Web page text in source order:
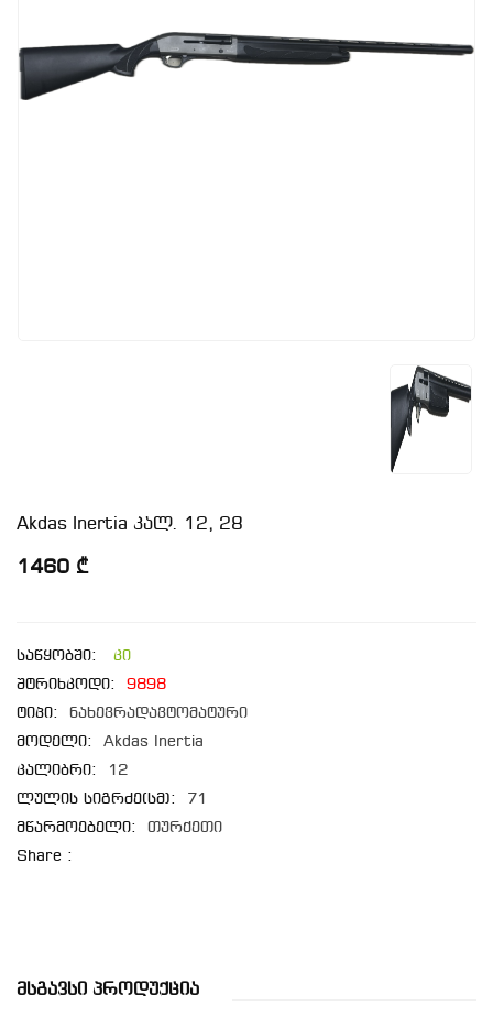
Akdas Inertia კალ. 12, 28
1460 ₾
საწყობში:
კი
შტრიხკოდი:
9898
ტიპი:
ნახევრადავტომატური
მოდელი:
Akdas Inertia
კალიბრი:
12
ლულის სიგრძე(სმ):
71
მწარმოებელი:
თურქეთი
Share :
Მსგავსი Პროდუქცია